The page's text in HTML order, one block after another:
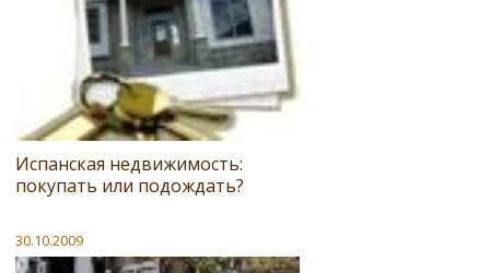
Испанская недвижимость:
покупать или подождать?
30.10.2009